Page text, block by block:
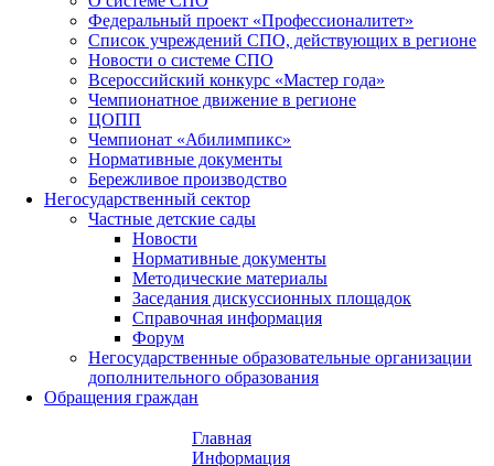
Федеральный проект «Профессионалитет»
Список учреждений СПО, действующих в регионе
Новости о системе СПО
Всероссийский конкурс «Мастер года»
Чемпионатное движение в регионе
ЦОПП
Чемпионат «Абилимпикс»
Нормативные документы
Бережливое производство
Негосударственный сектор
Частные детские сады
Новости
Нормативные документы
Методические материалы
Заседания дискуссионных площадок
Справочная информация
Форум
Негосударственные образовательные организации
дополнительного образования
Обращения граждан
Главная
Информация